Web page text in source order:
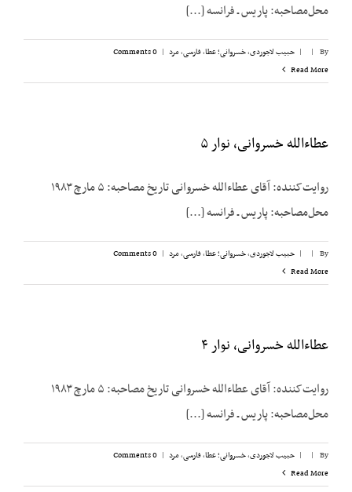
محل‌مصاحبه: پاریس ـ فرانسه [...]
By
|
| حبیب لاجوردی,خسروانی؛ عطا,فارسی,مرد |
0 Comments
Read More
عطاءالله خسروانی، نوار ۵
روایت‌کننده: آقای عطاءالله خسروانی تاریخ مصاحبه: ۵ مارچ ۱۹۸۳
محل‌مصاحبه: پاریس ـ فرانسه [...]
By
|
| حبیب لاجوردی,خسروانی؛ عطا,فارسی,مرد |
0 Comments
Read More
عطاءالله خسروانی، نوار ۴
روایت‌کننده: آقای عطاءالله خسروانی تاریخ مصاحبه: ۵ مارچ ۱۹۸۳
محل‌مصاحبه: پاریس ـ فرانسه [...]
By
|
| حبیب لاجوردی,خسروانی؛ عطا,فارسی,مرد |
0 Comments
Read More